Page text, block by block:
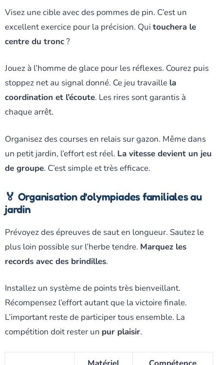
Visez une cible avec des pommes de pin. C’est un
excellent exercice pour la précision. Qui touchera le
centre du tronc?
Jouez à l’homme de glace pour les réflexes. Courez puis
stoppez net au signal donné. Ce jeu travaille la
coordination et l’écoute. Les rires sont garantis à
chaque arrêt.
Organisez des courses en relais sur gazon. Même dans
un petit jardin, l’effort est réel. La vitesse devient un jeu
de groupe. C’est simple et très efficace.
🏅 Organisation d’olympiades familiales au
jardin
Prévoyez des épreuves de saut en longueur. Sautez le
plus loin possible sur l’herbe tendre. Marquez les
records avec des brindilles.
Installez un système de points très bienveillant.
Récompensez l’effort autant que la victoire finale.
L’important reste de participer tous ensemble. La
compétition doit rester un pur plaisir.